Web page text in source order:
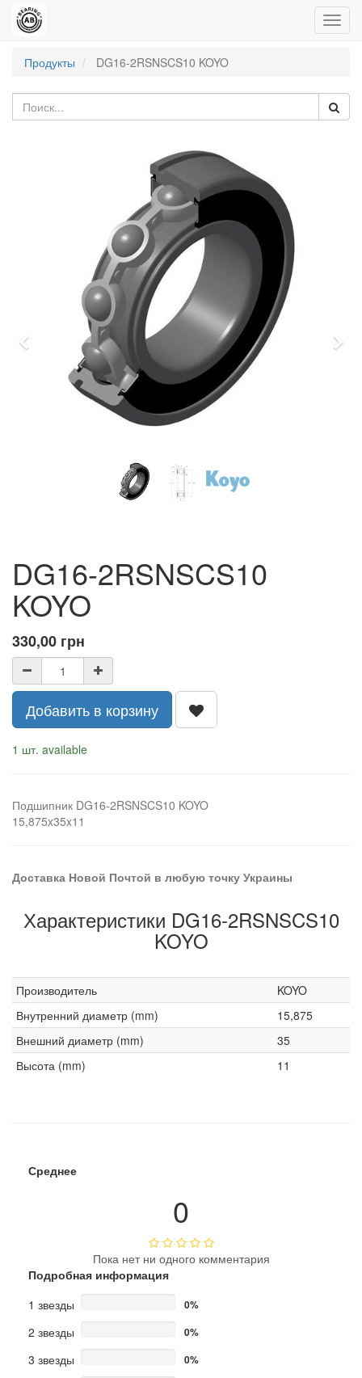
Продукты
DG16-2RSNSCS10 KOYO
Previous
DG16-2RSNSCS10
KOYO
330,00 грн
Добавить в корзину
1 шт. available
Подшипник DG16-2RSNSCS10 KOYO
15,875x35x11
Доставка Новой Почтой в любую точку Украины
Характеристики DG16-2RSNSCS10
KOYO
Производитель
KOYO
Внутренний диаметр (mm)
15,875
Внешний диаметр (mm)
35
Высота (mm)
11
Среднее
0
Пока нет ни одного комментария
Подробная информация
1 звезды
0%
2 звезды 0%
3 звезды 0%